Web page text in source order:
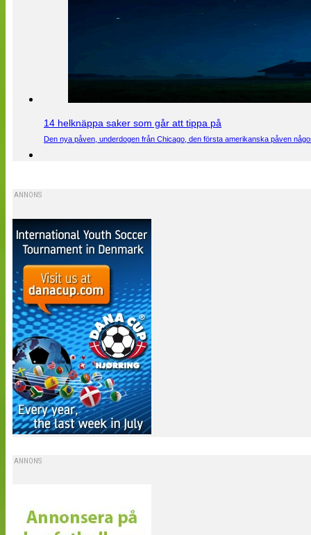
14 helknäppa saker som går att tippa på
Den nya påven, underdogen från Chicago, den första amerikanska påven
ANNONS
ANNONS